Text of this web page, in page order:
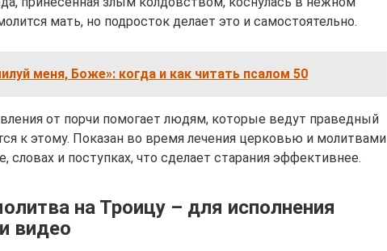
мать, но подросток делает это и самостоятельно.
меня, Боже»: когда и как читать псалом 50
от порчи помогает людям, которые ведут праведный
к этому. Показан во время лечения церковью и молитвами
словах и поступках, что сделает старания эффективнее.
на Троицу – для исполнения
видео